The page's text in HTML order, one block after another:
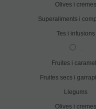
Olives i cremes
Superaliments i
Tes i infusions
Fruites i
Fruites secs i
Llegums
Olives i cremes